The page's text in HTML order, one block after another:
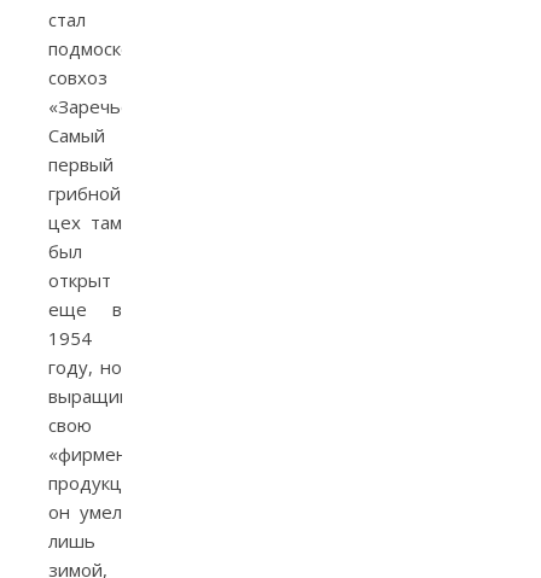
стал
подмосковный
совхоз
«Заречье».
Самый
первый
грибной
цех там
был
открыт
еще в
1954
году, но
выращивать
свою
«фирменную
продукцию»
он умел
лишь
зимой,